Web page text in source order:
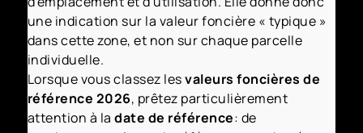
une indication sur la valeur foncière « typique »
dans cette zone, et non sur chaque parcelle
individuelle.
Lorsque vous classez lesvaleurs foncières de
référence 2026, prêtez particulièrement
attention à ladate de référence: de